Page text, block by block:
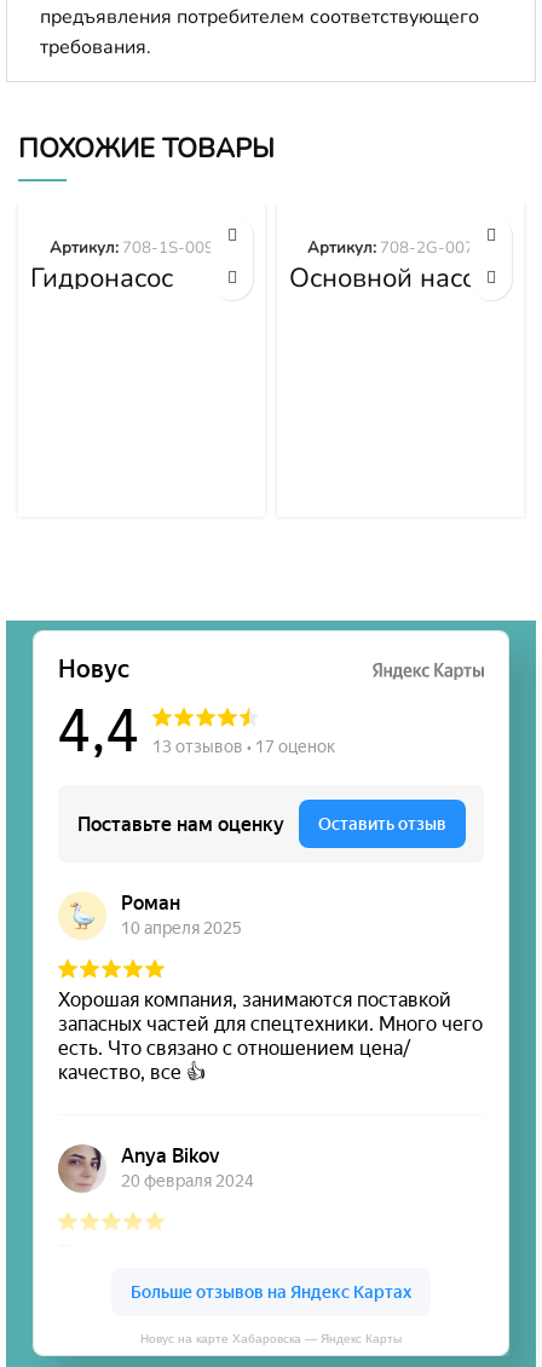
предъявления потребителем соответствующего
требования.
ПОХОЖИЕ ТОВАРЫ
Гидронасос
вентилятора
Артикул: 708-1S-00970
Основной насос
гидравлики
Артикул: 708-2G-00700
Новус на карте Хабаровска — Яндекс Карты